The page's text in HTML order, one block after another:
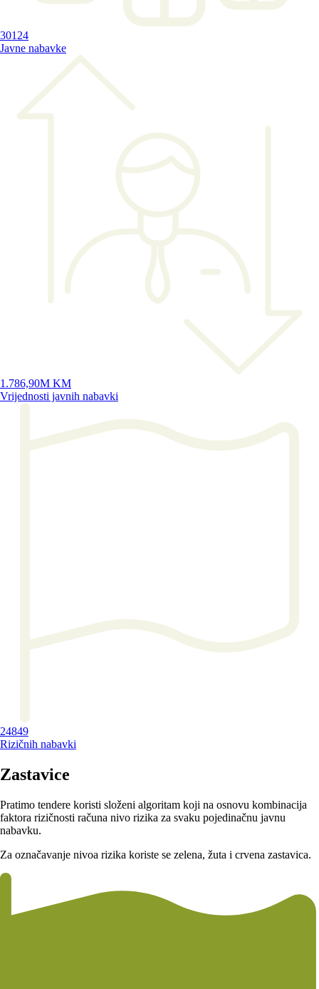
30124
Javne nabavke
1.786,90M KM
Vrijednosti javnih nabavki
24849
Rizičnih nabavki
Zastavice
Pratimo tendere koristi složeni algoritam koji na osnovu kombinacija
faktora rizičnosti računa nivo rizika za svaku pojedinačnu javnu
nabavku.
Za označavanje nivoa rizika koriste se zelena, žuta i crvena zastavica.